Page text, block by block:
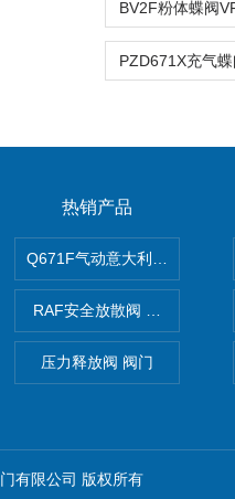
热销产品
Q671F气动意大利式薄型球阀
RAF安全放散阀 阀生产
压力释放阀 阀门
有限公司 版权所有